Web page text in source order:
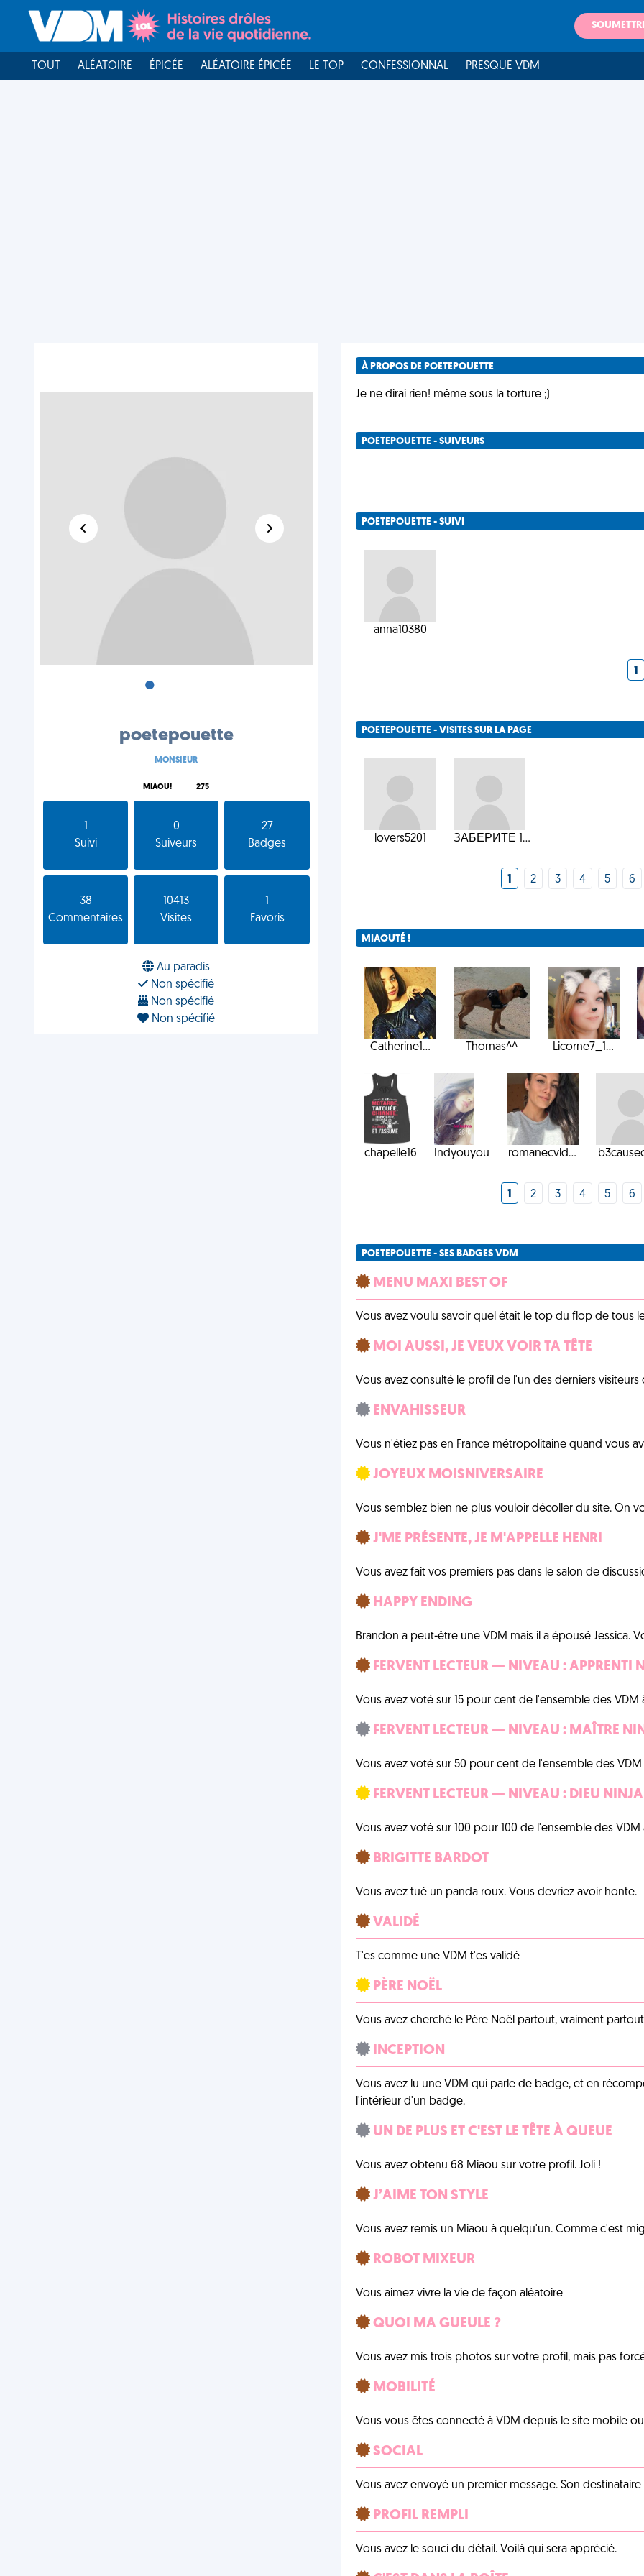
TOUT ALÉATOIRE ÉPICÉE ALÉATOIRE ÉPICÉE LE TOP CONFESSIONNAL PRESQUE VDM
•
poetepouette
MONSIEUR
MIAOU! 275
Suivi
0
Suiveurs
27
Badges
38
Commentaires
10413
Visites
Favoris
Au paradis
Non spécifié
Non spécifié
Non spécifié
À PROPOS DE POETEPOUETTE
Je ne dirai rien! même sous la torture ;)
POETEPOUETTE - SUIVEURS
POETEPOUETTE - SUIVI
anna10380
1
POETEPOUETTE - VISITES SUR LA PAGE
lovers5201 ЗАБЕРИТЕ 1...
1 2 3 4 5 6
MIAOUTÉ !
Catherine1... Thomas^^ Licorne7_1...
chapelle16 Indyouyou romanecvld...
1 2 3 4 5 6
POETEPOUETTE - SES BADGES VDM
MENU MAXI BEST OF
Vous avez voulu savoir quel était le top du flop de tous
MOI AUSSI, JE VEUX VOIR TA TÊTE
Vous avez consulté le profil de l'un des derniers
ENVAHISSEUR
Vous n'étiez pas en France métropolitaine quand vous
JOYEUX MOISNIVERSAIRE
Vous semblez bien ne plus vouloir décoller du site. On
J'ME PRÉSENTE, JE M'APPELLE HENRI
Vous avez fait vos premiers pas dans le salon de
HAPPY ENDING
Brandon a peut-être une VDM mais il a épousé Jessica.
FERVENT LECTEUR — NIVEAU : APPRENTI
Vous avez voté sur 15 pour cent de l'ensemble des VDM
FERVENT LECTEUR — NIVEAU : MAÎTRE
Vous avez voté sur 50 pour cent de l'ensemble des VDM
FERVENT LECTEUR — NIVEAU : DIEU NINJA
Vous avez voté sur 100 pour 100 de l'ensemble des VDM
BRIGITTE BARDOT
Vous avez tué un panda roux. Vous devriez avoir honte.
VALIDÉ
T'es comme une VDM t'es validé
PÈRE NOËL
Vous avez cherché le Père Noël partout, vraiment
INCEPTION
Vous avez lu une VDM qui parle de badge, et en
l'intérieur d'un badge.
UN DE PLUS ET C'EST LE TÊTE À QUEUE
Vous avez obtenu 68 Miaou sur votre profil. Joli !
J’AIME TON STYLE
Vous avez remis un Miaou à quelqu'un. Comme c'est
ROBOT MIXEUR
Vous aimez vivre la vie de façon aléatoire
QUOI MA GUEULE ?
Vous avez mis trois photos sur votre profil, mais pas
MOBILITÉ
Vous vous êtes connecté à VDM depuis le site mobile
SOCIAL
Vous avez envoyé un premier message. Son
PROFIL REMPLI
Vous avez le souci du détail. Voilà qui sera apprécié.